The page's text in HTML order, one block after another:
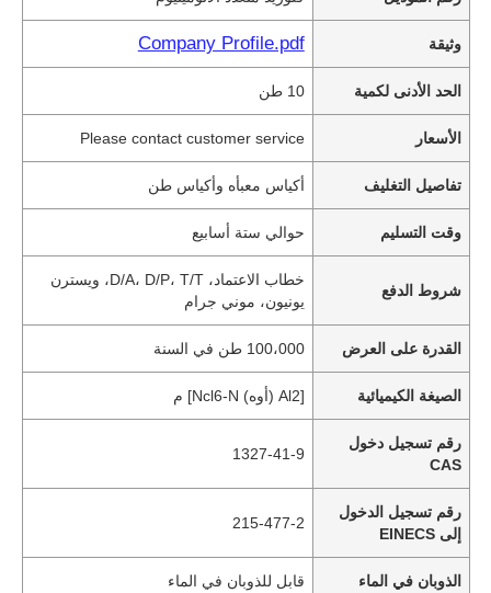
وثيقة Company Profile.pdf
الحد الأدنى لكمية 10 طن
الأسعار Please contact customer service
تفاصيل التغليف أكياس معبأه وأكياس طن
وقت التسليم حوالي ستة أسابيع
شروط الدفع
خطاب الاعتماد، D/A، D/P، T/T، ويسترن
يونيون، موني جرام
القدرة على العرض 100،000 طن في السنة
الصيغة الكيميائية [Al2 (أوه) Ncl6-N] م
رقم تسجيل دخول
CAS
1327-41-9
رقم تسجيل الدخول
إلى EINECS
215-477-2
الذوبان في الماء قابل للذوبان في الماء